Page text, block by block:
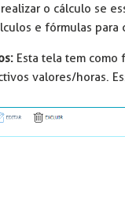
o cálculo se
e fórmulas para
Esta tela tem
valores/horas.